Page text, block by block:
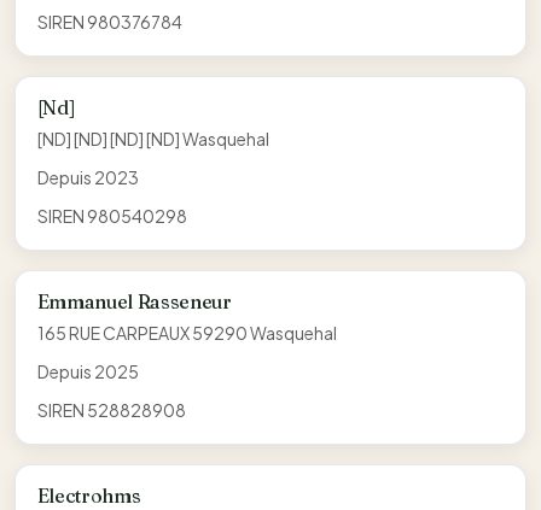
SIREN 980376784
[Nd]
[ND] [ND] [ND] [ND] Wasquehal
Depuis 2023
SIREN 980540298
Emmanuel Rasseneur
165 RUE CARPEAUX 59290 Wasquehal
Depuis 2025
SIREN 528828908
Electrohms